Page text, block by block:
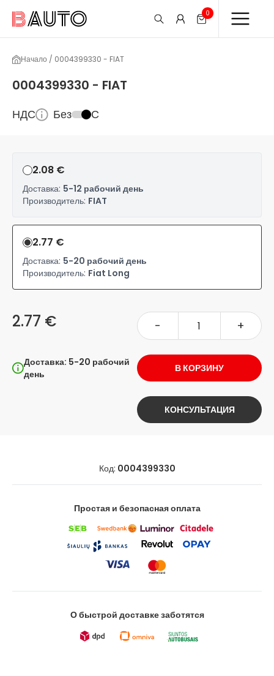
0
Начало / 0004399330 - FIAT
0004399330 - FIAT
НДС Без С
2.08 €
Доставка: 5-12 рабочий день
Производитель: FIAT
2.77 €
Доставка: 5-20 рабочий день
Производитель: Fiat Long
2.77 € - +
Доставка: 5-20 рабочий
день
В КОРЗИНУ
КОНСУЛЬТАЦИЯ
Код: 0004399330
Простая и безопасная оплата
О быстрой доставке заботятся